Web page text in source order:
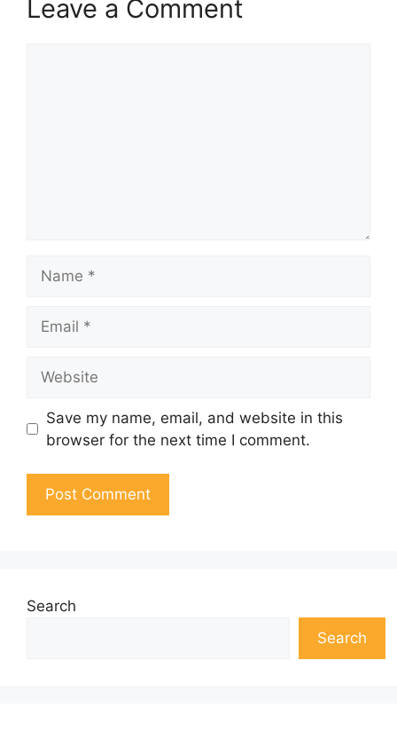
Leave a Comment
Save my name, email, and website in this
browser for the next time I comment.
Search
Search